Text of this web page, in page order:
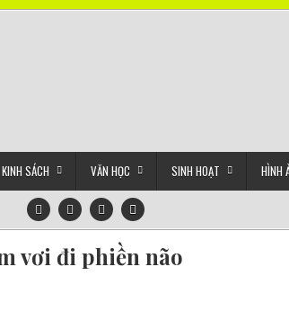
KINH SÁCH VĂN HỌC SINH HOẠT HÌNH
vơi đi phiền não